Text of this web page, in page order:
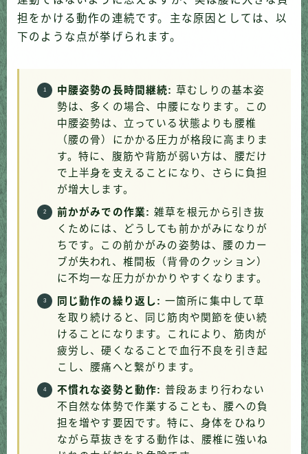
担をかける動作の連続です。主な原因としては、以
下のような点が挙げられます。
中腰姿勢の長時間継続: 草むしりの基本姿
勢は、多くの場合、中腰になります。この
中腰姿勢は、立っている状態よりも腰椎
（腰の骨）にかかる圧力が格段に高まりま
す。特に、腹筋や背筋が弱い方は、腰だけ
で上半身を支えることになり、さらに負担
が増大します。
前かがみでの作業: 雑草を根元から引き抜
くためには、どうしても前かがみになりが
ちです。この前かがみの姿勢は、腰のカー
ブが失われ、椎間板（背骨のクッション）
に不均一な圧力がかかりやすくなります。
同じ動作の繰り返し: 一箇所に集中して草
を取り続けると、同じ筋肉や関節を使い続
けることになります。これにより、筋肉が
疲労し、硬くなることで血行不良を引き起
こし、腰痛へと繋がります。
不慣れな姿勢と動作: 普段あまり行わない
不自然な体勢で作業することも、腰への負
担を増やす要因です。特に、身体をひねり
ながら草抜きをする動作は、腰椎に強いね